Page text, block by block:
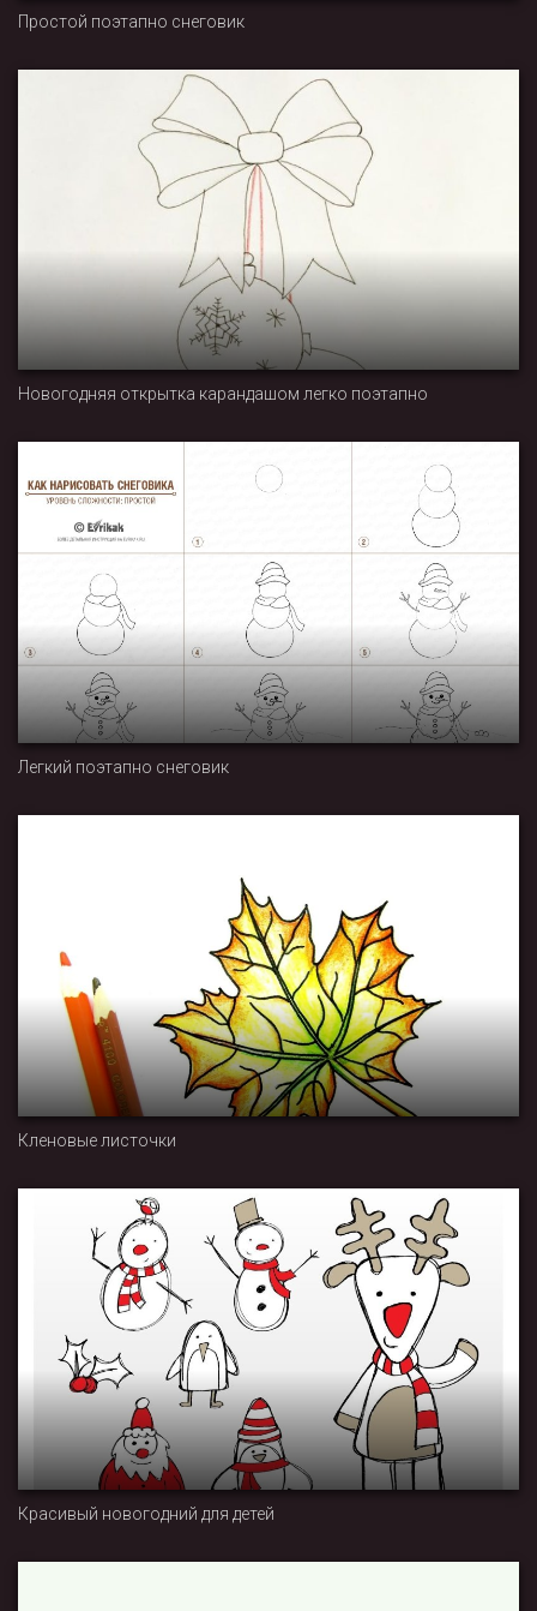
Простой поэтапно снеговик
Новогодняя открытка карандашом легко поэтапно
Легкий поэтапно снеговик
Кленовые листочки
Красивый новогодний для детей